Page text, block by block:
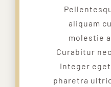
aliquam
molestie
Curabitur
Integer
pharetra